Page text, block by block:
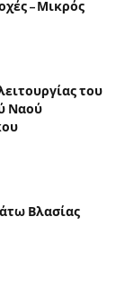
– Μικρός
του
Ναού
Βλασίας